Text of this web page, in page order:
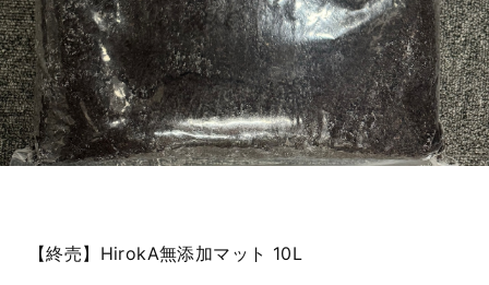
【終売】HirokA無添加マット 10L